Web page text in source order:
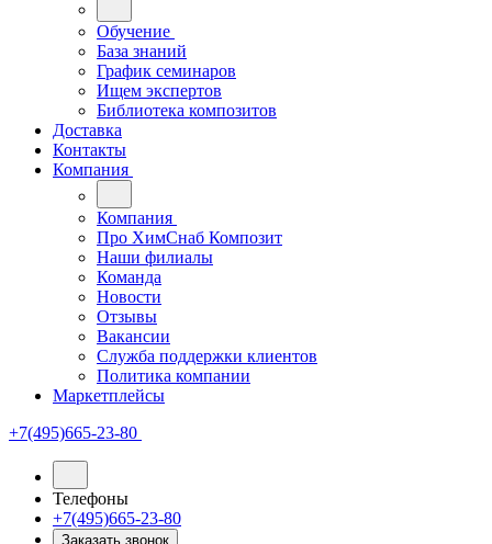
Обучение
База знаний
График семинаров
Ищем экспертов
Библиотека композитов
Доставка
Контакты
Компания
Компания
Про ХимСнаб Композит
Наши филиалы
Команда
Новости
Отзывы
Вакансии
Служба поддержки клиентов
Политика компании
Маркетплейсы
+7(495)665-23-80
Телефоны
+7(495)665-23-80
Заказать звонок